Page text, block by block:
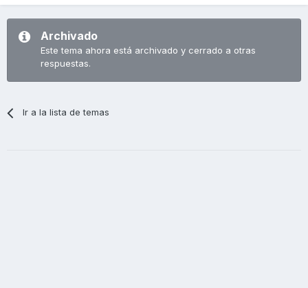
Archivado
Este tema ahora está archivado y cerrado a otras
respuestas.
Ir a la lista de temas